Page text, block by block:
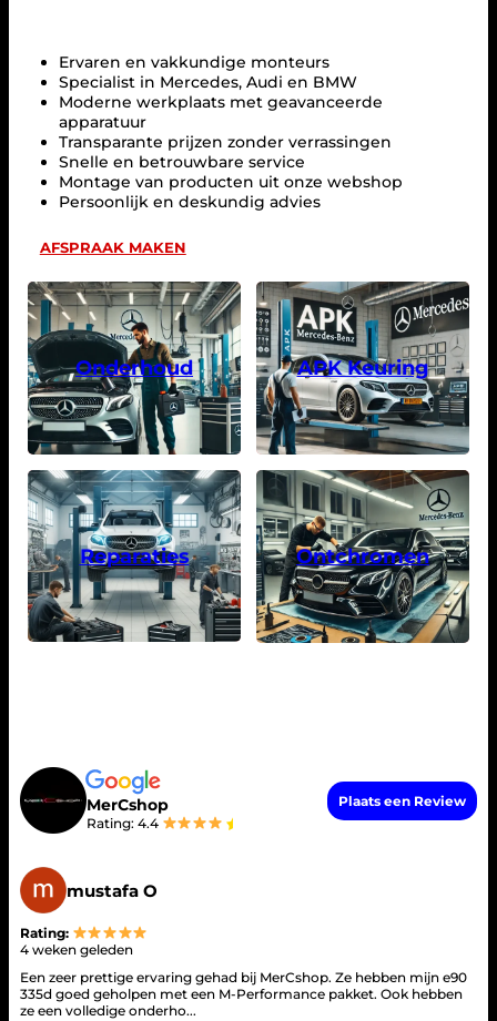
Ervaren en vakkundige monteurs
Specialist in Mercedes, Audi en BMW
Moderne werkplaats met geavanceerde
apparatuur
Transparante prijzen zonder verrassingen
Snelle en betrouwbare service
Montage van producten uit onze webshop
Persoonlijk en deskundig advies
AFSPRAAK MAKEN
Onderhoud APK Keuring
Reparaties Ontchromen
MerCshop
Rating: 4.4
Plaats een Review
mustafa O
Rating:
4 weken geleden
Een zeer prettige ervaring gehad bij MerCshop. Ze hebben mijn e90
335d goed geholpen met een M-Performance pakket. Ook hebben
ze een volledige onderho...